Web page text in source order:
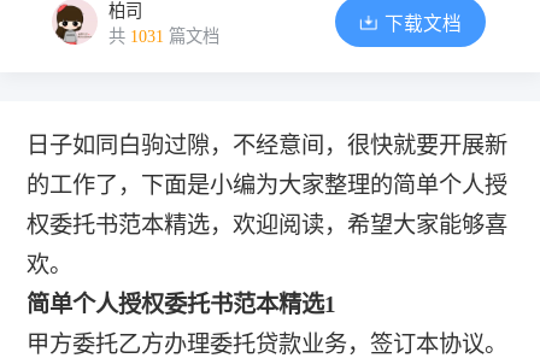
柏司
共 1031 篇文档
下载文档
日子如同白驹过隙，不经意间，很快就要开展新
的工作了，下面是小编为大家整理的简单个人授
权委托书范本精选，欢迎阅读，希望大家能够喜
欢。
简单个人授权委托书范本精选1
甲方委托乙方办理委托贷款业务，签订本协议。